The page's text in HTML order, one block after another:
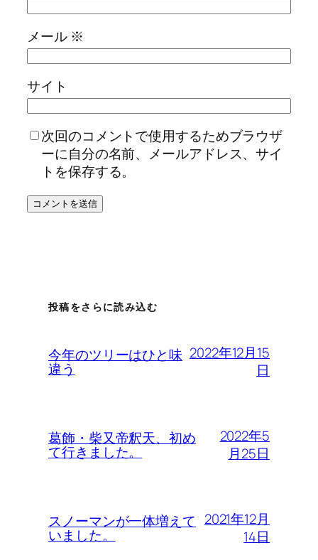
メール ※
サイト
次回のコメントで使用するためブラウザ
ーに自分の名前、メールアドレス、サイ
トを保存する。
投稿をさらに読み込む
今年のツリーはひと味
違う
2022年12月15
日
葛飾・柴又帝釈天、初め
て行きました。
2022年5
月25日
スノーマンが一体増えて
いました。
2021年12月
14日